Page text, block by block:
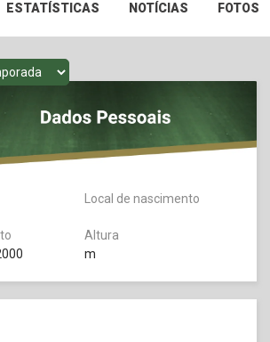
ESTATÍSTICAS NOTÍCIAS FOTOS
Local de nascimento
Altura
m